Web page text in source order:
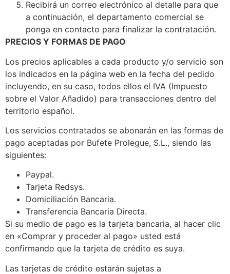
Recibirá un correo electrónico al detalle para que
a continuación, el departamento comercial se
ponga en contacto para finalizar la contratación.
PRECIOS Y FORMAS DE PAGO
Los precios aplicables a cada producto y/o servicio son
los indicados en la página web en la fecha del pedido
incluyendo, en su caso, todos ellos el IVA (Impuesto
sobre el Valor Añadido) para transacciones dentro del
territorio español.
Los servicios contratados se abonarán en las formas de
pago aceptadas por Bufete Prolegue, S.L., siendo las
siguientes:
Paypal.
Tarjeta Redsys.
Domiciliación Bancaria.
Transferencia Bancaria Directa.
Si su medio de pago es la tarjeta bancaria, al hacer clic
en «Comprar y proceder al pago» usted está
confirmando que la tarjeta de crédito es suya.
Las tarjetas de crédito estarán sujetas a